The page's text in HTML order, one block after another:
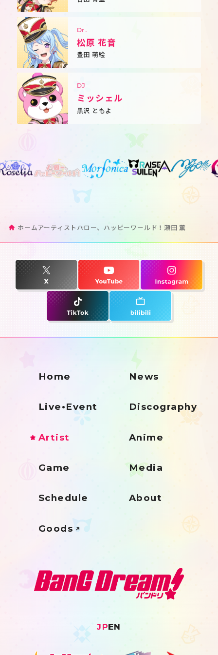
Dr.
松原 花音
豊田 萌絵
DJ
ミッシェル
黒沢 ともよ
ホームアーティスト ハロー、ハッピーワールド！瀬田 薫
Home News
Live•Event Discography
Artist Anime
Game Media
Schedule About
Goods
JPEN